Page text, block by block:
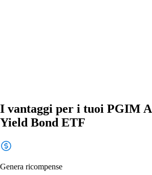
I vantaggi per i tuoi PGIM
Yield Bond ETF
Genera ricompense